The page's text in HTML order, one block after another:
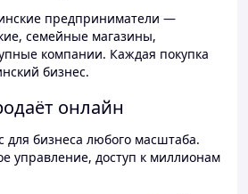
предприниматели —
семейные магазины,
компании. Каждая покупка
бизнес.
онлайн
для бизнеса любого масштаба.
управление, доступ к миллионам